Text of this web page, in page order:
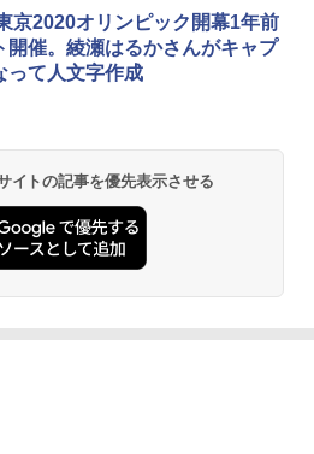
パラソル 大型 ビーチ アウトドアパ
ガーデン サイトシート付 折りたたみ
カット 4段階高さ調整 軽量 収納袋付
スプレー 熊よけスプレー 熊スプレー
企業販売】超強力クマ対策スプレー 30
続噴射30秒）110ml（連続噴射15
程5～10m 安全ロック搭載 携帯収納袋
グマ・イノシシ対策 自治体・教育機
ステンレス保冷剤 2個セット 2
京2020オリンピック開幕1年前
開催。綾瀬はるかさんがキャプ
って人文字作成
イトの記事を優先表示させる